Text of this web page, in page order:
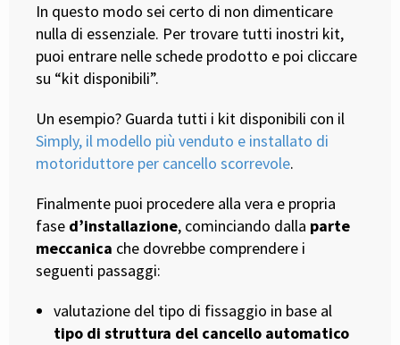
In questo modo sei certo di non dimenticare
nulla di essenziale. Per trovare tutti inostri kit,
puoi entrare nelle schede prodotto e poi cliccare
su “kit disponibili”.
Un esempio? Guarda tutti i kit disponibili con il
Simply, il modello più venduto e installato di
motoriduttore per cancello scorrevole.
Finalmente puoi procedere alla vera e propria
fase d’installazione, cominciando dalla parte
meccanica che dovrebbe comprendere i
seguenti passaggi:
valutazione del tipo di fissaggio in base al
tipo di struttura del cancello automatico